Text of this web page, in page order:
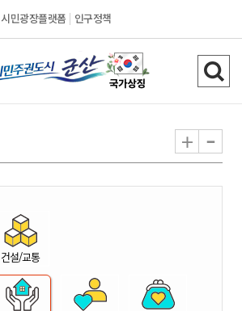
시민광장플랫폼 인구정책
시
민
권
시
검
색
기
+ -
건설/교통